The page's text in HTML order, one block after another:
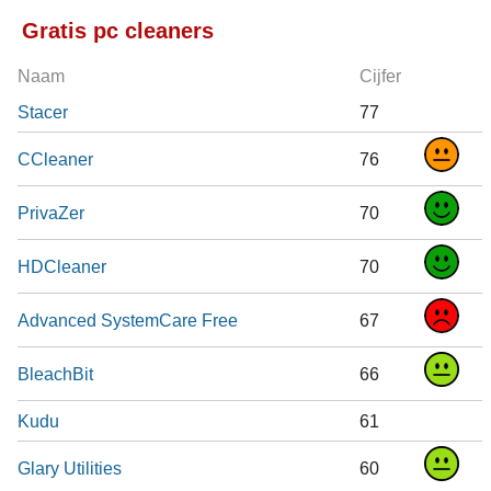
Gratis pc cleaners
Naam Cijfer
Stacer 77
CCleaner 76
PrivaZer 70
HDCleaner 70
Advanced SystemCare Free 67
BleachBit 66
Kudu 61
Glary Utilities 60